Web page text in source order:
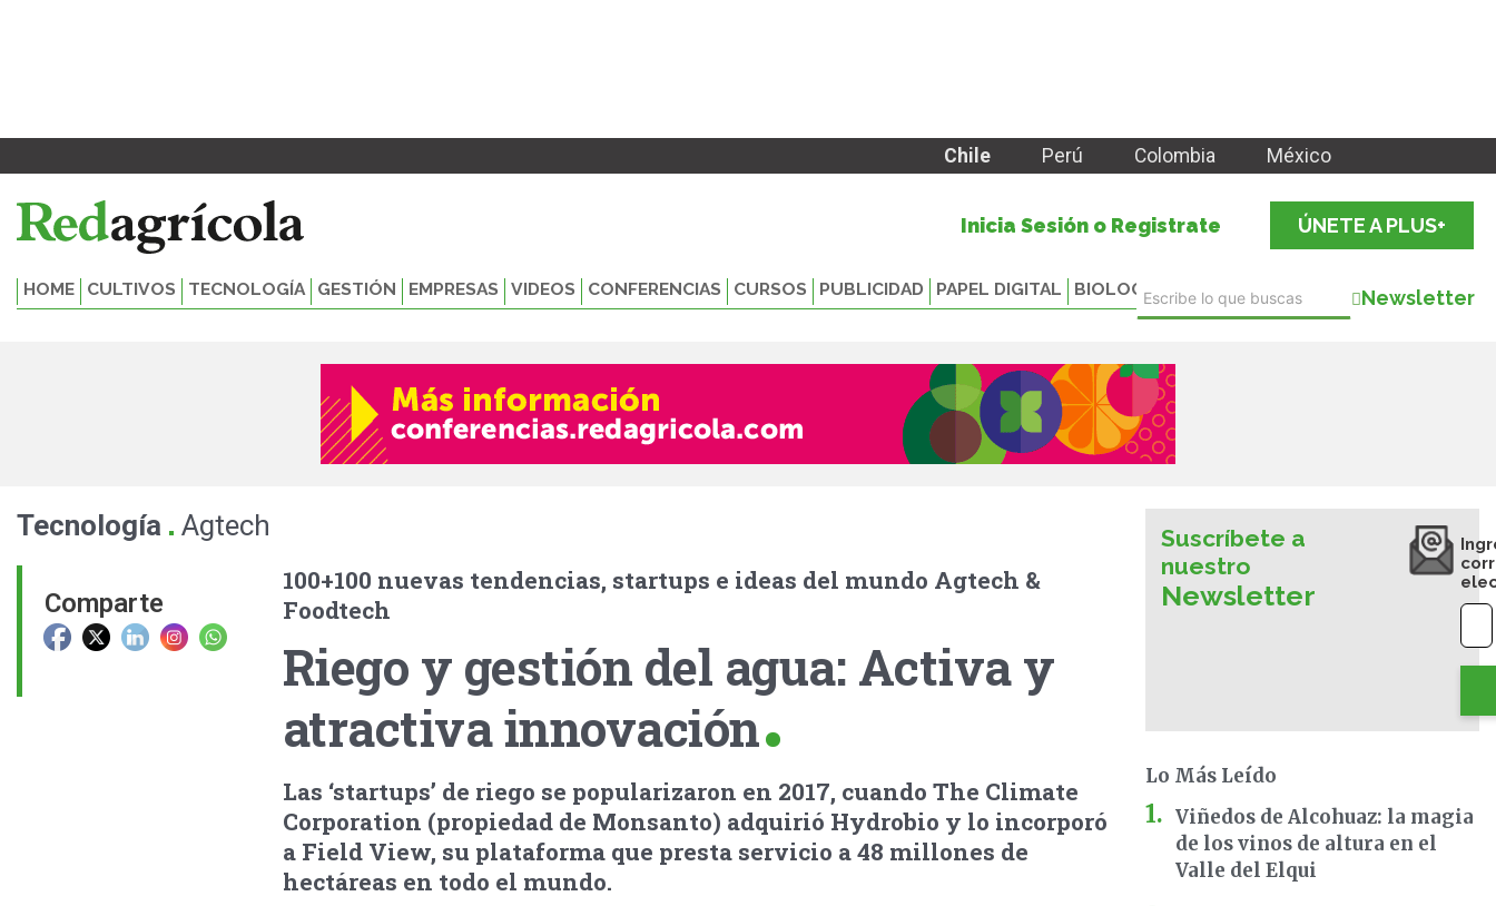
Chile Perú Colombia México
Inicia Sesión o Registrate ÚNETE A PLUS+
HOME CULTIVOS TECNOLOGÍA GESTIÓN EMPRESAS VIDEOS CONFERENCIAS CURSOS PUBLICIDAD PAPEL DIGITAL BIOLOGICALS Newsletter
Tecnología . Agtech
Comparte
100+100 nuevas tendencias, startups e ideas del mundo Agtech &
Foodtech
Riego y gestión del agua: Activa y
atractiva innovación
Las ‘startups’ de riego se popularizaron en 2017, cuando The Climate
Corporation (propiedad de Monsanto) adquirió Hydrobio y lo incorporó
a Field View, su plataforma que presta servicio a 48 millones de
hectáreas en todo el mundo.
Suscríbete a
nuestro
Newsletter
Lo Más Leído
Viñedos de Alcohuaz: la magia
de los vinos de altura en el
Valle del Elqui